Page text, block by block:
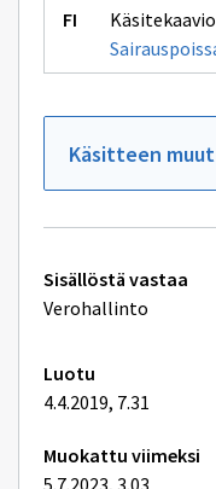
Käsitteen
Tekniset
lisätiedot
Sisällöstä vastaa
Verohallinto
Luotu
4.4.2019, 7.31
Muokattu viimeksi
5.7.2023, 3.03